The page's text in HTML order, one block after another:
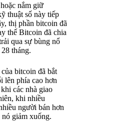
nắm giữ
thuật số này tiếp
thị phần bitcoin đã
thế Bitcoin đã chia
qua sự bùng nổ
tháng.
bitcoin đã bắt
lên phía cao hơn
các nhà giao
khi nhiều
người bán hơn
giảm xuống.